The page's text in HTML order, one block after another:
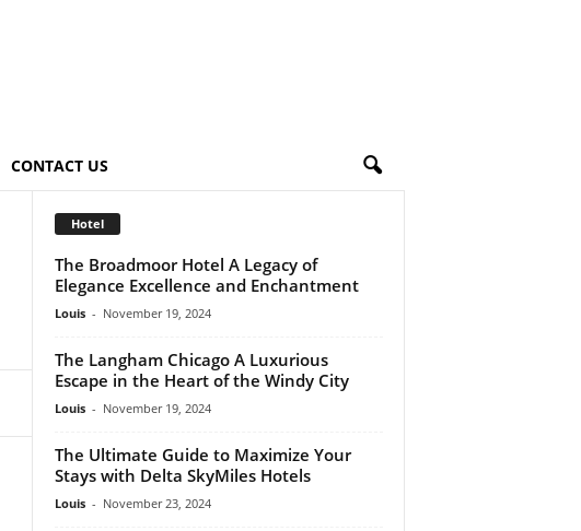
CONTACT US
Hotel
The Broadmoor Hotel A Legacy of
Elegance Excellence and Enchantment
Louis - November 19, 2024
The Langham Chicago A Luxurious
Escape in the Heart of the Windy City
Louis - November 19, 2024
The Ultimate Guide to Maximize Your
Stays with Delta SkyMiles Hotels
Louis - November 23, 2024